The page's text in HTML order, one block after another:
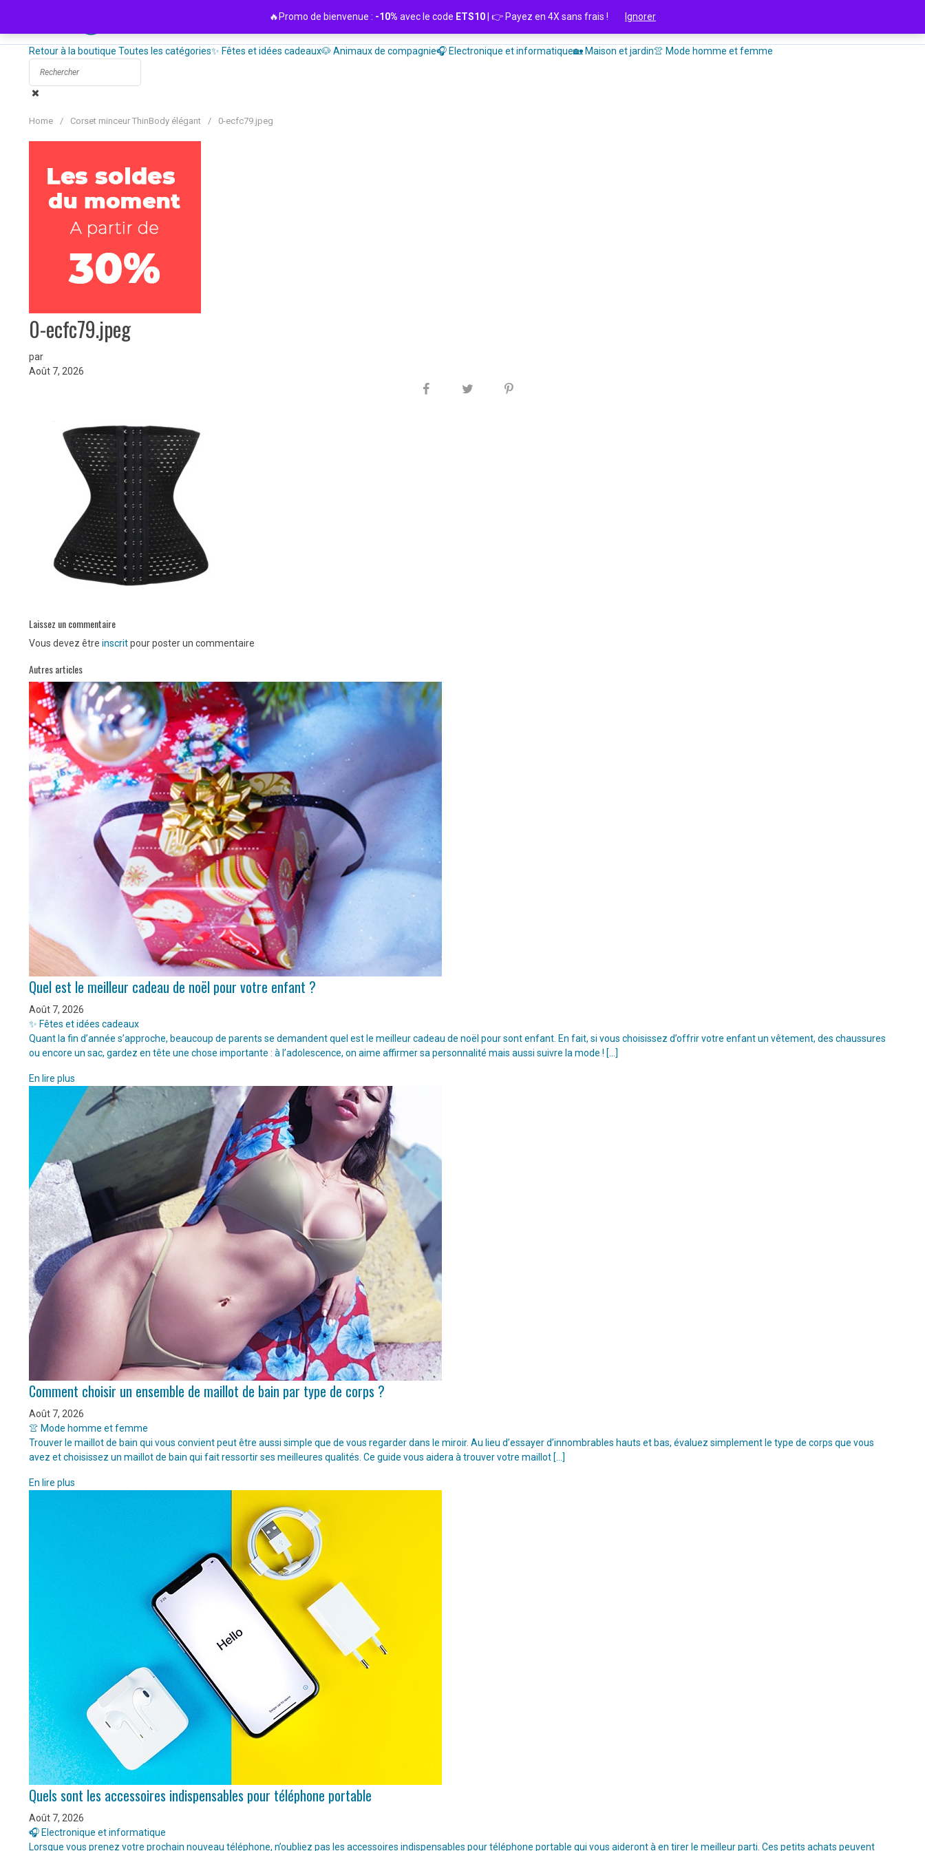
contenu
Retour à la boutique Toutes les catégories✨ Fêtes et idées cadeaux🐶 Animaux de compagnie🎧 Electronique et informatique🏡 Maison et jardin👚 Mode homme et femme
Home / Corset minceur ThinBody élégant / 0-ecfc79.jpeg
0-ecfc79.jpeg
par
Août 7, 2026
Laissez un commentaire
Vous devez être inscritpour poster un commentaire
Autres articles
Quel est le meilleur cadeau de noël pour votre enfant ?
Août 7, 2026
✨ Fêtes et idées cadeaux
Quant la fin d’année s’approche, beaucoup de parents se demandent quel est le meilleur cadeau de noël pour sont enfant. En fait, si vous choisissez d’offrir votre enfant un vêtement, des chaussures
ou encore un sac, gardez en tête une chose importante : à l’adolescence, on aime affirmer sa personnalité mais aussi suivre la mode ! […]
En lire plus
Comment choisir un ensemble de maillot de bain par type de corps ?
Août 7, 2026
👚 Mode homme et femme
Trouver le maillot de bain qui vous convient peut être aussi simple que de vous regarder dans le miroir. Au lieu d’essayer d’innombrables hauts et bas, évaluez simplement le type de corps que vous
avez et choisissez un maillot de bain qui fait ressortir ses meilleures qualités. Ce guide vous aidera à trouver votre maillot […]
En lire plus
Quels sont les accessoires indispensables pour téléphone portable
Août 7, 2026
🎧 Electronique et informatique
Lorsque vous prenez votre prochain nouveau téléphone, n’oubliez pas les accessoires indispensables pour téléphone portable qui vous aideront à en tirer le meilleur parti. Ces petits achats peuvent
🔥Promo de bienvenue : -10% avec le code ETS10 | 👉 Payez en 4X sans frais ! Ignorer